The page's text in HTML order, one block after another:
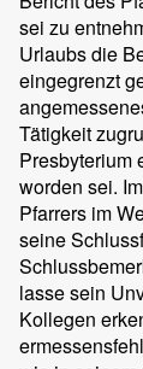
sei zu
Urlaubs die
eingegrenzt
Tätigkeit
Presbyterium
worden sei.
Pfarrers im
seine
lasse sein
Kollegen